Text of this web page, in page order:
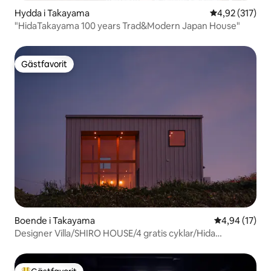
Hydda i Takayama 4,92 av 5 i
4,92 (317)
"HidaTakayama 100 years Trad&Modern Japan House"
Gästfavorit
Gästfavorit
Boende i Takayama 4,94 av 5 i
4,94 (17)
Designer Villa/SHIRO HOUSE/4 gratis cyklar/Hida